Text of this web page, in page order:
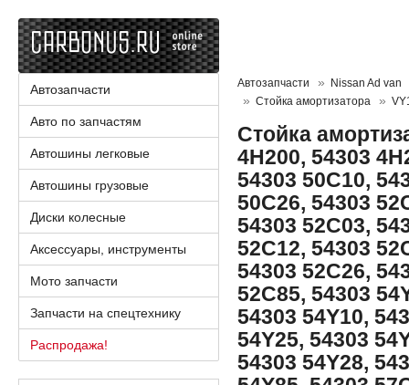
Автозапчасти
Nissan Ad van
Стойка амортизатора
Стойка
4H200, 54303
54303 50C10,
50C26, 54303
54303 52C03,
52C12, 54303
54303 52C26,
52C85, 54303
54303 54Y10,
54Y25, 54303
54303 54Y28,
Автозапчасти
Авто по запчастям
Автошины легковые
Автошины грузовые
Диски колесные
Аксессуары, инструменты
Мото запчасти
Запчасти на спецтехнику
Распродажа!